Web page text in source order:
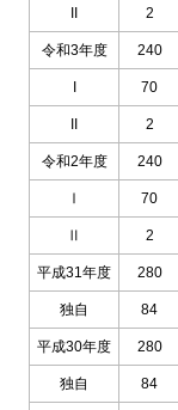
II 2
令和3年度 240
I 70
II 2
令和2年度 240
Ⅰ 70
Ⅱ 2
平成31年度 280
独自 84
平成30年度 280
独自 84